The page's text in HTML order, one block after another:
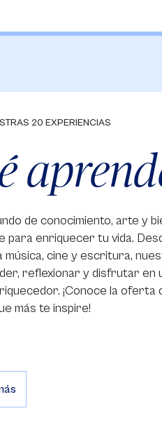
20 EXPERIENCIAS
de conocimiento, arte y
para enriquecer tu vida.
música, cine y escritura,
reflexionar y disfrutar en
¡Conoce la oferta
más te inspire!